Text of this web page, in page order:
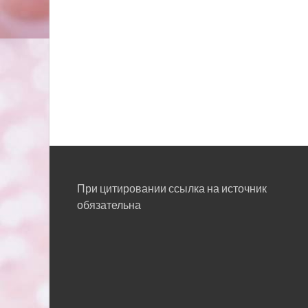
При цитировании ссылка на источник
обязательна